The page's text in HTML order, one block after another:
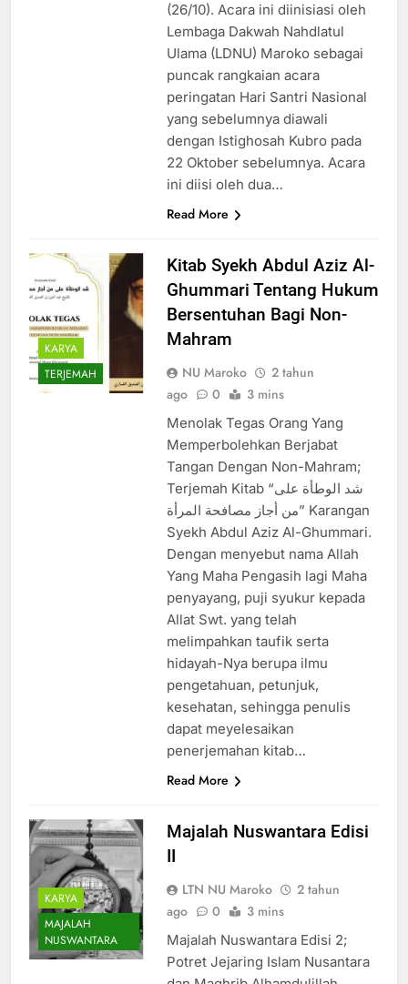
(26/10). Acara ini diinisiasi oleh
Lembaga Dakwah Nahdlatul
Ulama (LDNU) Maroko sebagai
puncak rangkaian acara
peringatan Hari Santri Nasional
yang sebelumnya diawali
dengan Istighosah Kubro pada
22 Oktober sebelumnya. Acara
ini diisi oleh dua…
Read More
KARYA
TERJEMAH
Kitab Syekh Abdul Aziz Al-
Ghummari Tentang Hukum
Bersentuhan Bagi Non-
Mahram
NU Maroko
2 tahun
ago
0 3 mins
Menolak Tegas Orang Yang
Memperbolehkan Berjabat
Tangan Dengan Non-Mahram;
Terjemah Kitab “شد الوطأة على
من أجاز مصافحة المرأة” Karangan
Syekh Abdul Aziz Al-Ghummari.
Dengan menyebut nama Allah
Yang Maha Pengasih lagi Maha
penyayang, puji syukur kepada
Allat Swt. yang telah
melimpahkan taufik serta
hidayah-Nya berupa ilmu
pengetahuan, petunjuk,
kesehatan, sehingga penulis
dapat meyelesaikan
penerjemahan kitab…
Read More
KARYA
MAJALAH
NUSWANTARA
Majalah Nuswantara Edisi
II
LTN NU Maroko
2 tahun
ago
0 3 mins
Majalah Nuswantara Edisi 2;
Potret Jejaring Islam Nusantara